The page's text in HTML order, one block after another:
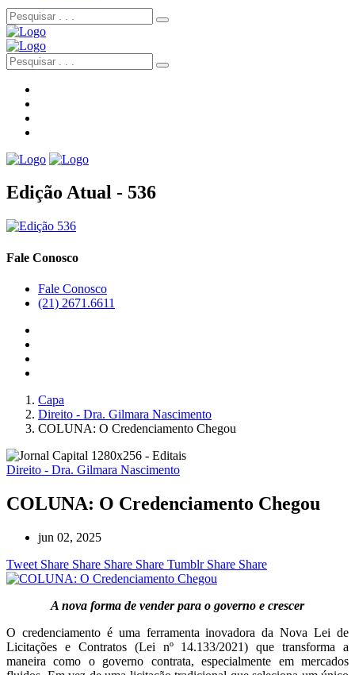
Edição Atual - 536
Fale Conosco
Fale Conosco
(21) 2671.6611
Capa
Direito - Dra. Gilmara Nascimento
COLUNA: O Credenciamento Chegou
Direito - Dra. Gilmara Nascimento
COLUNA: O Credenciamento Chegou
jun 02, 2025
Tweet Share Share Share Share Tumblr Share Share
A nova forma de vender para o governo e crescer
O credenciamento é uma ferramenta inovadora da Nova Lei de
Licitações e Contratos (Lei nº 14.133/2021) que transforma a
maneira como o governo contrata, especialmente em mercados